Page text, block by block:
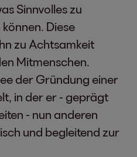
Sinnvolles zu
Diese
zu Achtsamkeit
Mitmenschen.
der Gründung einer
in der er - geprägt
- nun anderen
und begleitend zur